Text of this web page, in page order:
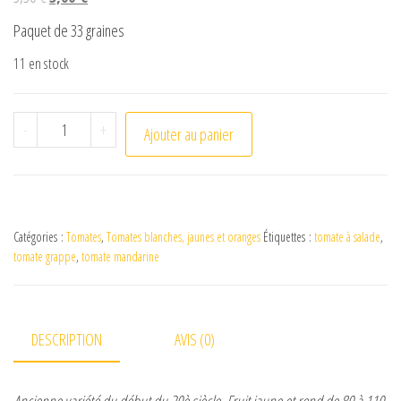
Paquet de 33 graines
11 en stock
- quantité de Tomate Mandarine
+ Ajouter au panier
Catégories : Tomates, Tomates blanches, jaunes et oranges Étiquettes : tomate à salade,
tomate grappe, tomate mandarine
DESCRIPTION AVIS (0)